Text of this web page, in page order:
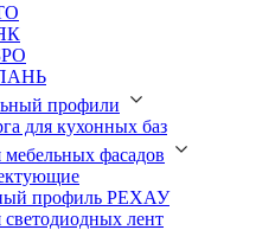
профили
для кухонных баз
фасадов
профиль РЕХАУ
лент